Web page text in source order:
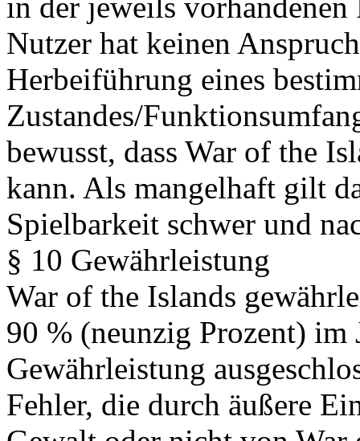
Nutzer hat keinen
Herbeiführung eines
Zustandes/
bewusst, dass War of the
kann. Als mangelhaft gilt
Spielbarkeit schwer und
§ 10 Gewährleistung
War of the Islands
90 % (neunzig Prozent) im
Gewährleistung
Fehler, die durch äußere